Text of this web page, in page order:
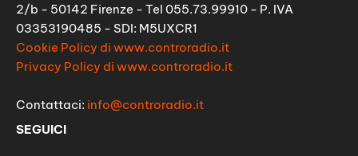
2/b - 50142 Firenze - Tel 055.73.99910 - P. IVA
03353190485 - SDI: M5UXCR1
Cookie Policy di www.controradio.it
Privacy Policy di www.controradio.it
Contattaci: info@controradio.it
SEGUICI